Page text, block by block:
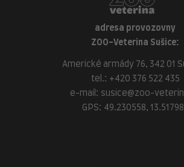
adresa provozovny
ZOO-Veterina Sušice:
Americké armády 76, 342 01
tel.: +420 376 522 435
e-mail: susice@zoo-
GPS: 49.230558,